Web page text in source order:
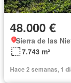
48.000 €
Sierra de las
7.743 m²
Hace 2 semanas, 1